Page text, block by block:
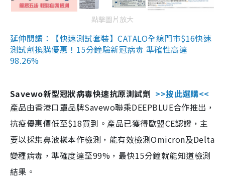
點擊圖片放大
延伸閱讀：【快速測試套裝】CATALO全線門市$16快速
測試劑換購優惠！15分鐘驗新冠病毒 準確性高達
98.26%
Savewo新型冠狀病毒快速抗原測試劑 >>按此選購<<
產品由香港口罩品牌Savewo聯乘DEEPBLUE合作推出，
抗疫優惠價低至$18買到。產品已獲得歐盟CE認證，主
要以採集鼻液樣本作檢測，能有效檢測Omicron及Delta
變種病毒，準確度達至99%，最快15分鐘就能知道檢測
結果。